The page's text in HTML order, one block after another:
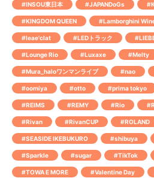
#INSOU東日本 #JAPANDoGs
#KINGDOM QUEEN #Lamborghini
#leae'clat #LEDトラック
#Lounge Rio #Luxaxe #Melty
#Mura_haloワンマンライブ #nao
#oomiya #otto #prima tokyo
#REIMS #REMY #Rio
#Rivan #RivanCUP #ROLAND
#SEASIDE IKEBUKURO #shibuya
#Sparkle #sugar #TikTok
#TOWA E MORE #Valentine Day